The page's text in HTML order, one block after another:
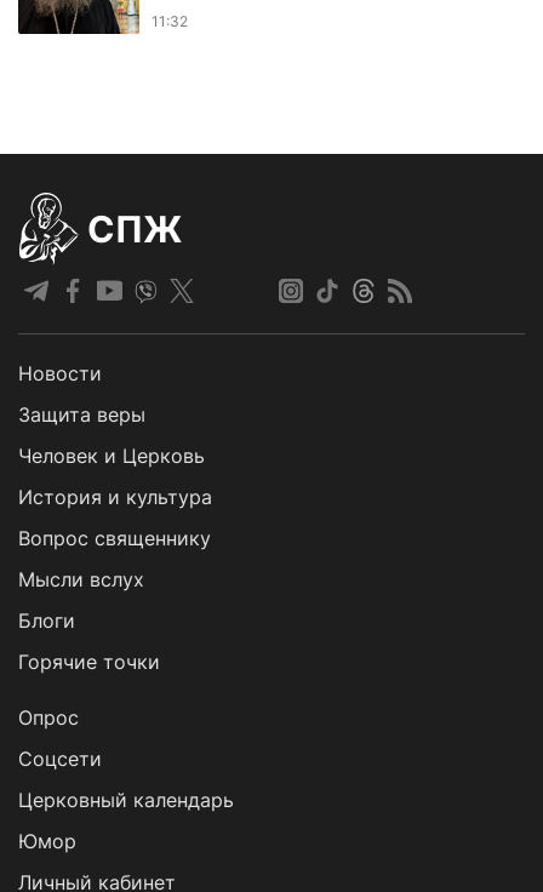
11:32
СПЖ
Новости
Защита веры
Человек и Церковь
История и культура
Вопрос священнику
Мысли вслух
Блоги
Горячие точки
Опрос
Cоцсети
Церковный календарь
Юмор
Личный кабинет